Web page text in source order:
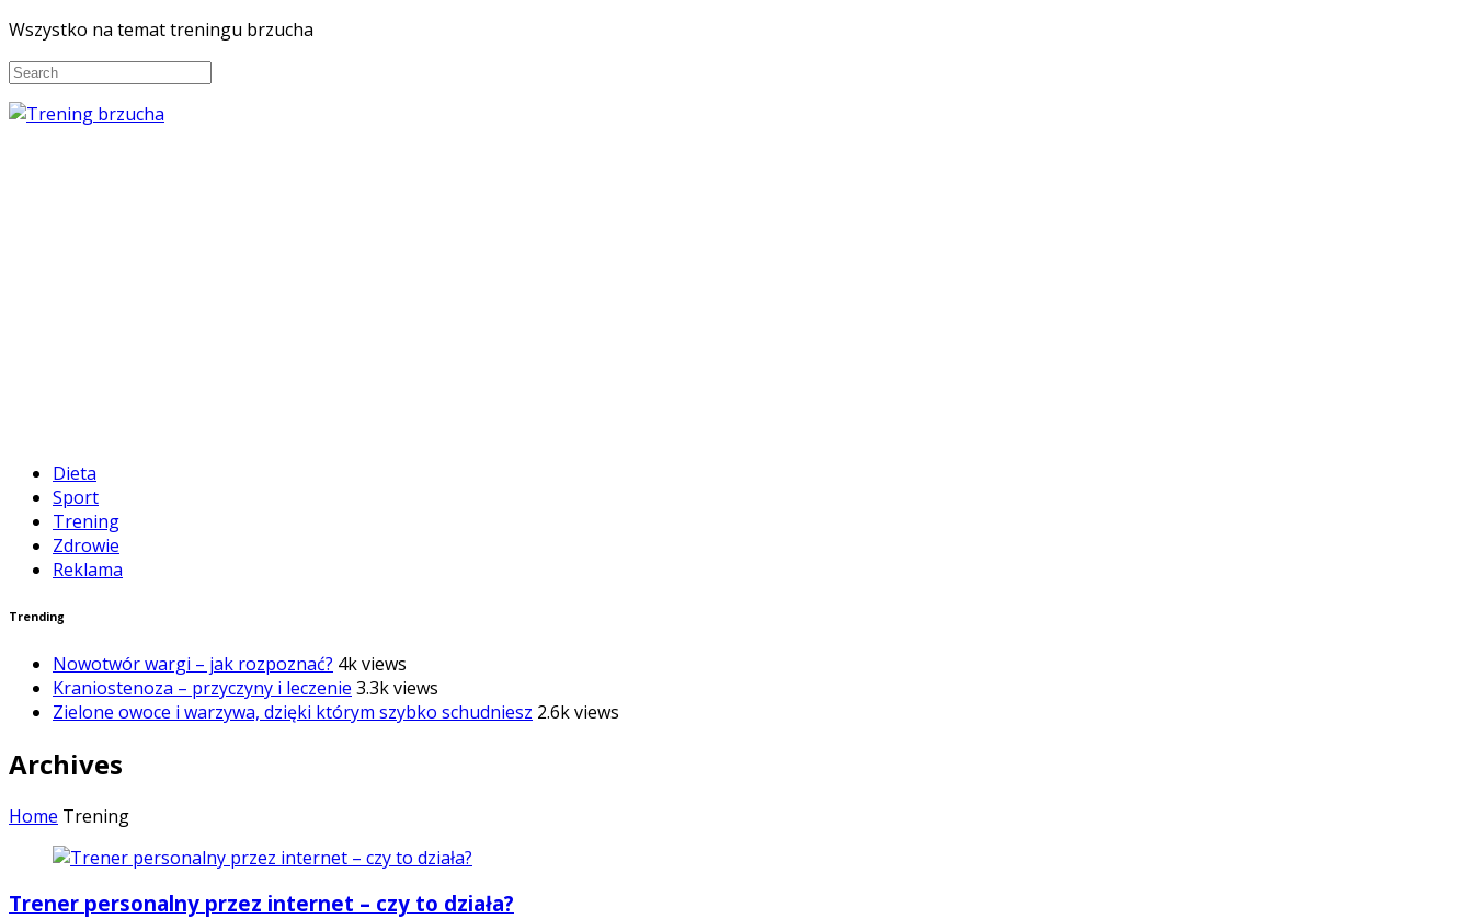
Wszystko na temat treningu brzucha
Dieta
Sport
Trening
Zdrowie
Reklama
Trending
Nowotwór wargi – jak rozpoznać? 4k views
Kraniostenoza – przyczyny i leczenie 3.3k views
Zielone owoce i warzywa, dzięki którym szybko schudniesz 2.6k views
Archives
Home Trening
Trener personalny przez internet – czy to działa?